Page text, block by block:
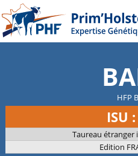
HFP
ISU
Taureau étranger
Edition